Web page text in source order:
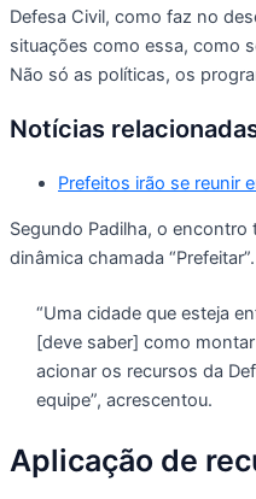
Defesa Civil, como faz no
situações como essa, como
Não só as políticas, os
Notícias
Prefeitos irão se reunir
Segundo Padilha, o encontro
dinâmica chamada “Prefeitar”.
“Uma cidade que esteja
[deve saber] como
acionar os recursos da
equipe”, acrescentou.
Aplicação de